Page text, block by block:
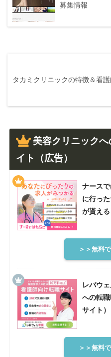
募集情報
タカミクリニックの特徴＆看
美容クリニック
イト（広告）
ナース
に行っ
が貰える
＞＞無料
レバウ
への転
サイト）
＞＞無料